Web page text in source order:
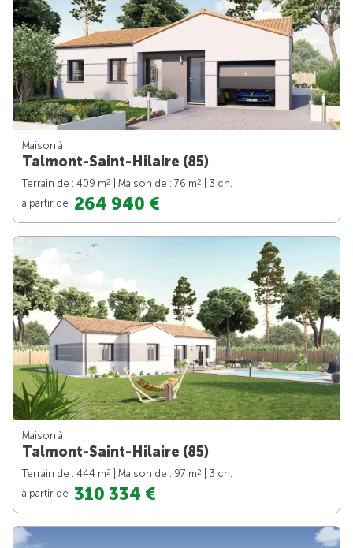
Maison à
Talmont-Saint-Hilaire (85)
Terrain de : 409 m2 | Maison de : 76 m2
| 3 ch.
à partir de 264 940 €
Maison à
Talmont-Saint-Hilaire (85)
Terrain de : 444 m2 | Maison de : 97 m2
| 3 ch.
à partir de 310 334 €